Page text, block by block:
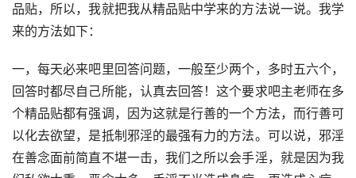
品贴，所以，我就把我从精品贴中学来的方法说一说。我学
来的方法如下：
一，每天必来吧里回答问题，一般至少两个，多时五六个，
回答时都尽自己所能，认真去回答！这个要求吧主老师在多
个精品贴都有强调，因为这就是行善的一个方法，而行善可
以化去欲望，是抵制邪淫的最强有力的方法。可以说，邪淫
在善念面前简直不堪一击，我们之所以会手淫，就是因为我